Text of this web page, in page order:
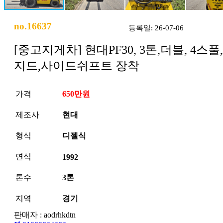
no.16637 등록일: 26-07-06
[중고지게차] 현대PF30, 3톤,더블, 4스풀
지드,사이드쉬프트 장착
가격 650만원
제조사 현대
형식 디젤식
연식 1992
톤수 3톤
지역
경기
판매자 : aodrhkdtn